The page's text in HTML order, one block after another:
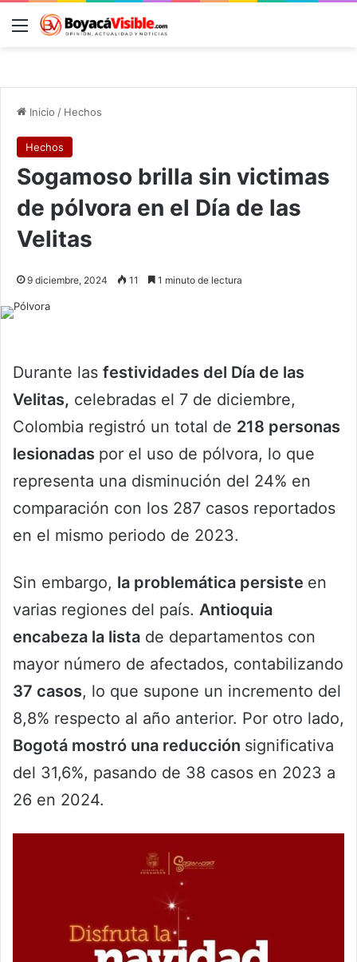
Menú
Inicio / Hechos
Hechos
Sogamoso brilla sin victimas
de pólvora en el Día de las
Velitas
9 diciembre, 2024 11 1 minuto de lectura
Durante las festividades del Día de las
Velitas, celebradas el 7 de diciembre,
Colombia registró un total de 218 personas
lesionadas por el uso de pólvora, lo que
representa una disminución del 24% en
comparación con los 287 casos reportados
en el mismo periodo de 2023.
Sin embargo, la problemática persiste en
varias regiones del país. Antioquia
encabeza la lista de departamentos con
mayor número de afectados, contabilizando
37 casos, lo que supone un incremento del
8,8% respecto al año anterior. Por otro lado,
Bogotá mostró una reducción significativa
del 31,6%, pasando de 38 casos en 2023 a
26 en 2024.